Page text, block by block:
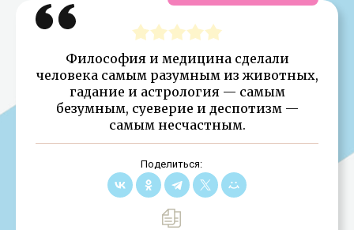
Философия и медицина сделали
человека самым разумным из животных,
гадание и астрология — самым
безумным, суеверие и деспотизм —
самым несчастным.
Поделиться: